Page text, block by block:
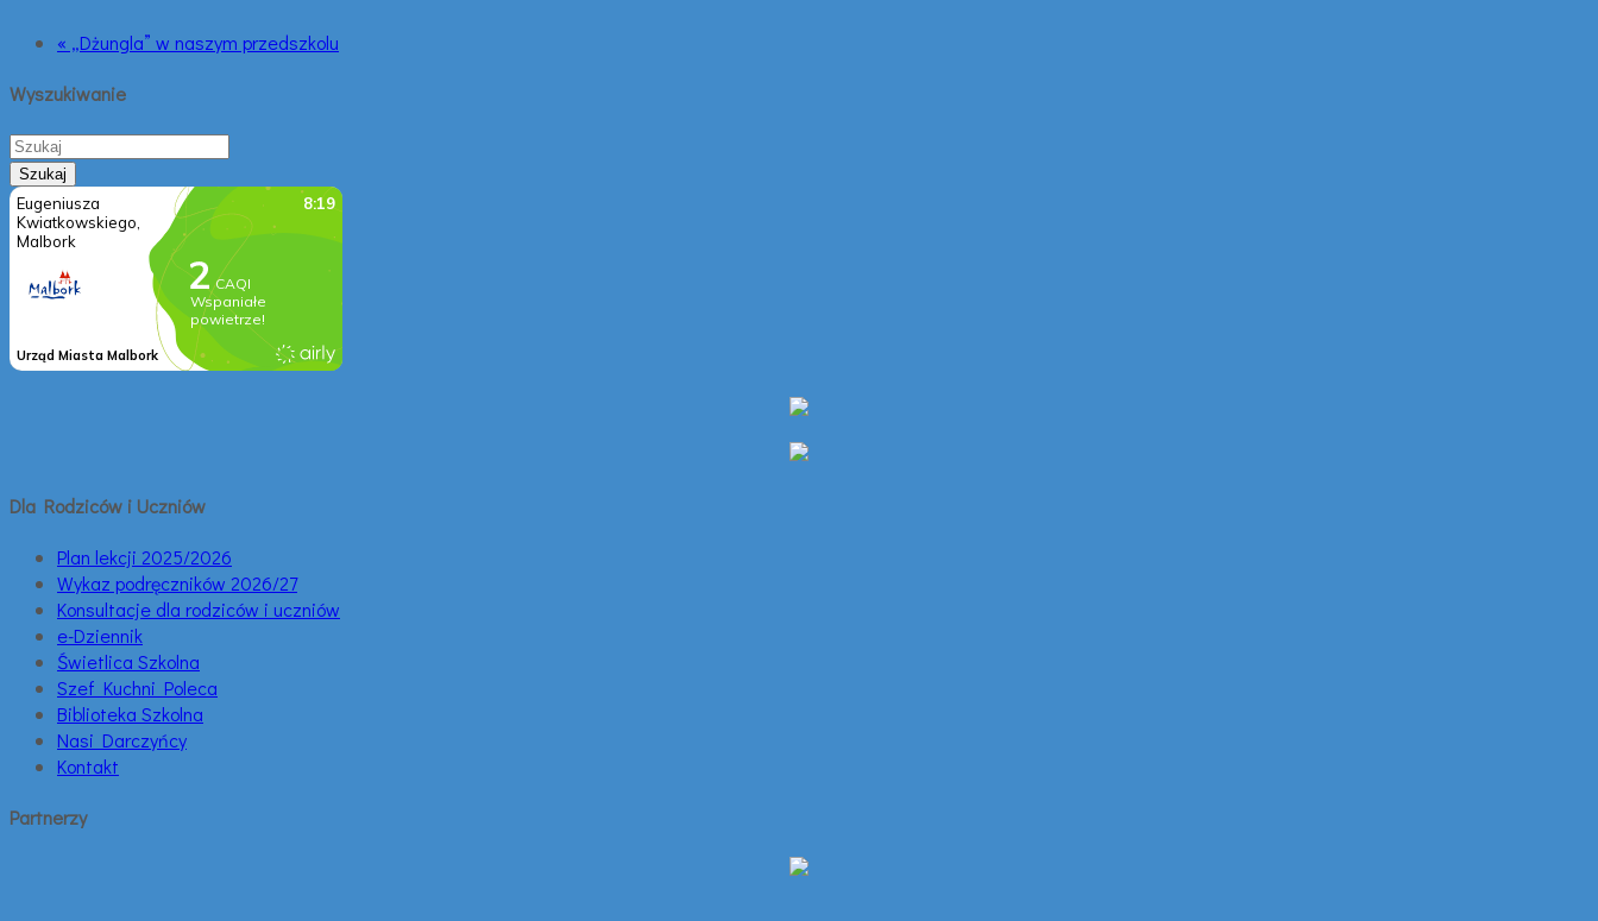
« „Dżungla” w naszym przedszkolu
Wyszukiwanie
Dla Rodziców i Uczniów
Plan lekcji 2025/2026
Wykaz podręczników 2026/27
Konsultacje dla rodziców i uczniów
e-Dziennik
Świetlica Szkolna
Szef Kuchni Poleca
Biblioteka Szkolna
Nasi Darczyńcy
Kontakt
Partnerzy